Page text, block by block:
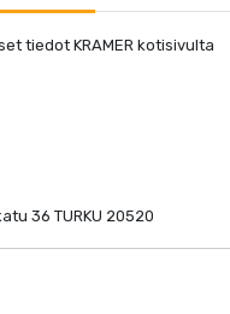
tiedot KRAMER kotisivulta
36 TURKU 20520